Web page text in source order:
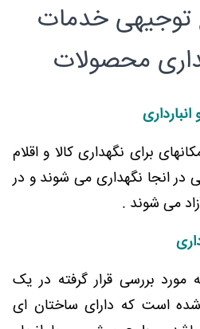
توجیهی خدمات
محصولات
برای نگهداری کالا و اقلام
انجا نگهداری می شوند و در
می شوند .
مورد بررسی قرار گرفته در یک
تعریف شده است که دارای ساختان ای